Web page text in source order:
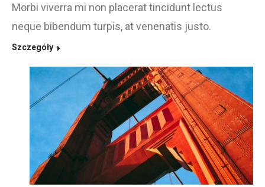
Morbi viverra mi non placerat tincidunt lectus
neque bibendum turpis, at venenatis justo.
Szczegóły